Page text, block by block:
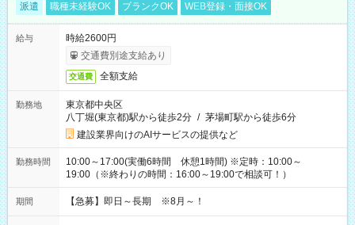
派遣 職種未経験OK ブランクOK WEB登録・面接OK
給与
時給2600円
交通費別途支給あり
交通費 全額支給
勤務地
東京都中央区
八丁堀(東京都)駅から徒歩2分 / 茅場町駅から徒歩6分
建設業界向けのAIサービスの提供など
勤務時間
10:00～17:00(実働6時間 休憩1時間) ※定時：10:00～
19:00（※終わりの時間：16:00～19:00で相談可！）
期間 【急募】即日～長期 ※8月～！